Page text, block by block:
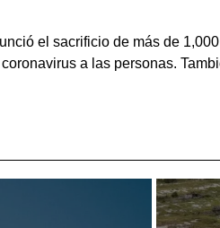
el sacrificio de más de
a las personas.